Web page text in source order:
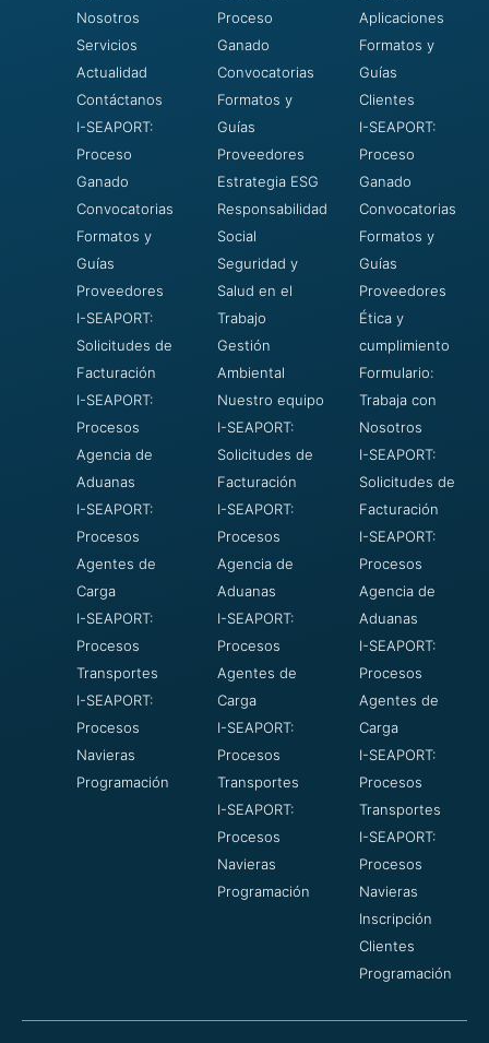
Nosotros
Servicios
Actualidad
Contáctanos
I-SEAPORT:
Proceso
Ganado
Convocatorias
Formatos y
Guías
Proveedores
I-SEAPORT:
Solicitudes de
Facturación
I-SEAPORT:
Procesos
Agencia de
Aduanas
I-SEAPORT:
Procesos
Agentes de
Carga
I-SEAPORT:
Procesos
Transportes
I-SEAPORT:
Procesos
Navieras
Programación
Proceso
Ganado
Convocatorias
Formatos y
Guías
Proveedores
Estrategia ESG
Responsabilidad
Social
Seguridad y
Salud en el
Trabajo
Gestión
Ambiental
Nuestro equipo
I-SEAPORT:
Solicitudes de
Facturación
I-SEAPORT:
Procesos
Agencia de
Aduanas
I-SEAPORT:
Procesos
Agentes de
Carga
I-SEAPORT:
Procesos
Transportes
I-SEAPORT:
Procesos
Navieras
Programación
Aplicaciones
Formatos y
Guías
Clientes
I-SEAPORT:
Proceso
Ganado
Convocatorias
Formatos y
Guías
Proveedores
Ética y
cumplimiento
Formulario:
Trabaja con
Nosotros
I-SEAPORT:
Solicitudes de
Facturación
I-SEAPORT:
Procesos
Agencia de
Aduanas
I-SEAPORT:
Procesos
Agentes de
Carga
I-SEAPORT:
Procesos
Transportes
I-SEAPORT:
Procesos
Navieras
Inscripción
Clientes
Programación